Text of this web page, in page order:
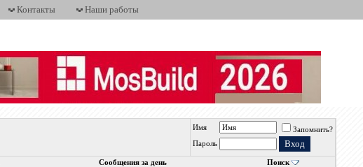
Контакты Наши работы
Имя
Запомнить?
Пароль
Сообщения за день Поиск